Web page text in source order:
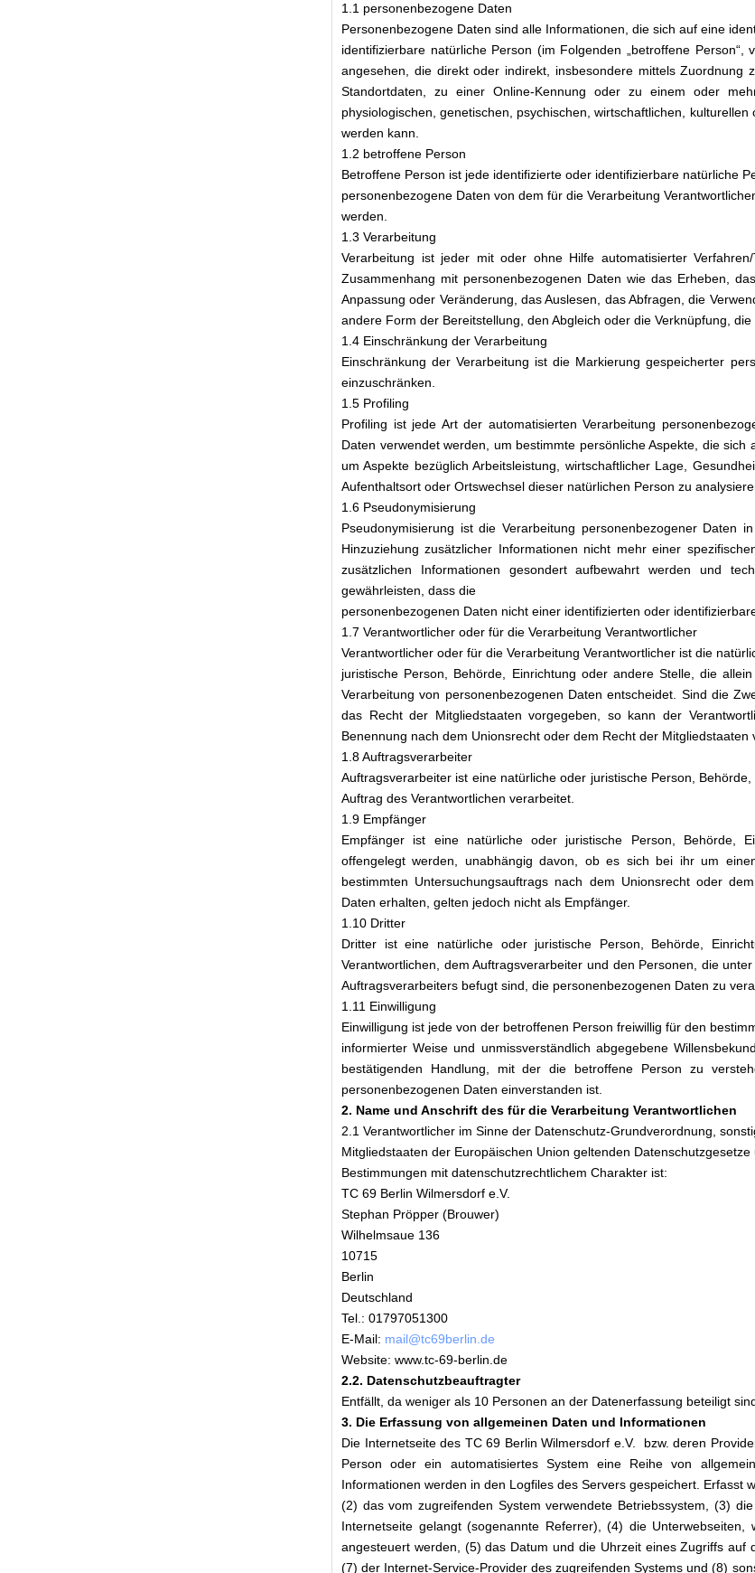
1.1 personenbezogene Daten
Personenbezogene Daten sind alle Informationen, die sich auf eine
identifizierbare natürliche Person (im Folgenden „betroffene
angesehen, die direkt oder indirekt, insbesondere mittels
Standortdaten, zu einer Online-Kennung oder zu einem oder
physiologischen, genetischen, psychischen, wirtschaftlichen,
werden kann.
1.2 betroffene Person
Betroffene Person ist jede identifizierte oder identifizierbare natürliche
personenbezogene Daten von dem für die Verarbeitung
werden.
1.3 Verarbeitung
Verarbeitung ist jeder mit oder ohne Hilfe automatisierter
Zusammenhang mit personenbezogenen Daten wie das Erheben,
Anpassung oder Veränderung, das Auslesen, das Abfragen, die
andere Form der Bereitstellung, den Abgleich oder die Verknüpfung,
1.4 Einschränkung der Verarbeitung
Einschränkung der Verarbeitung ist die Markierung gespeicherter
einzuschränken.
1.5 Profiling
Profiling ist jede Art der automatisierten Verarbeitung
Daten verwendet werden, um bestimmte persönliche Aspekte, die
um Aspekte bezüglich Arbeitsleistung, wirtschaftlicher Lage,
Aufenthaltsort oder Ortswechsel dieser natürlichen Person zu
1.6 Pseudonymisierung
Pseudonymisierung ist die Verarbeitung personenbezogener Daten
Hinzuziehung zusätzlicher Informationen nicht mehr einer
zusätzlichen Informationen gesondert aufbewahrt werden und
gewährleisten, dass die
personenbezogenen Daten nicht einer identifizierten oder
1.7 Verantwortlicher oder für die Verarbeitung Verantwortlicher
Verantwortlicher oder für die Verarbeitung Verantwortlicher ist die
juristische Person, Behörde, Einrichtung oder andere Stelle, die
Verarbeitung von personenbezogenen Daten entscheidet. Sind die
das Recht der Mitgliedstaaten vorgegeben, so kann der
Benennung nach dem Unionsrecht oder dem Recht der Mitgliedstaaten
1.8 Auftragsverarbeiter
Auftragsverarbeiter ist eine natürliche oder juristische Person,
Auftrag des Verantwortlichen verarbeitet.
1.9 Empfänger
Empfänger ist eine natürliche oder juristische Person, Behörde,
offengelegt werden, unabhängig davon, ob es sich bei ihr um
bestimmten Untersuchungsauftrags nach dem Unionsrecht oder
Daten erhalten, gelten jedoch nicht als Empfänger.
1.10 Dritter
Dritter ist eine natürliche oder juristische Person, Behörde,
Verantwortlichen, dem Auftragsverarbeiter und den Personen, die
Auftragsverarbeiters befugt sind, die personenbezogenen Daten zu
1.11 Einwilligung
Einwilligung ist jede von der betroffenen Person freiwillig für den
informierter Weise und unmissverständlich abgegebene
bestätigenden Handlung, mit der die betroffene Person zu
personenbezogenen Daten einverstanden ist.
2. Name und Anschrift des für die Verarbeitung Verantwortlichen
2.1 Verantwortlicher im Sinne der Datenschutz-Grundverordnung,
Mitgliedstaaten der Europäischen Union geltenden
Bestimmungen mit datenschutzrechtlichem Charakter ist:
TC 69 Berlin Wilmersdorf e.V.
Stephan Pröpper (Brouwer)
Wilhelmsaue 136
10715
Berlin
Deutschland
Tel.: 01797051300
E-Mail: mail@tc69berlin.de
Website: www.tc-69-berlin.de
2.2. Datenschutzbeauftragter
Entfällt, da weniger als 10 Personen an der Datenerfassung beteiligt
3. Die Erfassung von allgemeinen Daten und Informationen
Die Internetseite des TC 69 Berlin Wilmersdorf e.V. bzw. deren
Person oder ein automatisiertes System eine Reihe von
Informationen werden in den Logfiles des Servers gespeichert. Erfasst
(2) das vom zugreifenden System verwendete Betriebssystem, (3)
Internetseite gelangt (sogenannte Referrer), (4) die
angesteuert werden, (5) das Datum und die Uhrzeit eines Zugriffs auf
(7) der Internet-Service-Provider des zugreifenden Systems und (8)